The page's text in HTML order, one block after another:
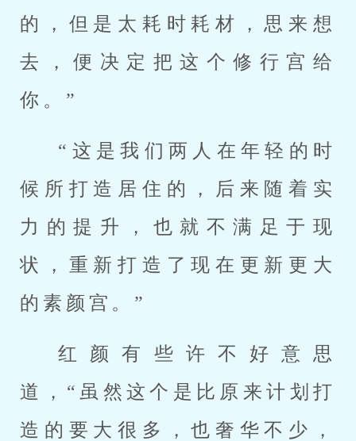
的，但是太耗时耗材，思来想
去，便决定把这个修行宫给
你。”
“这是我们两人在年轻的时
候所打造居住的，后来随着实
力的提升，也就不满足于现
状，重新打造了现在更新更大
的素颜宫。”
红颜有些许不好意思
道，“虽然这个是比原来计划打
造的要大很多，也奢华不少，